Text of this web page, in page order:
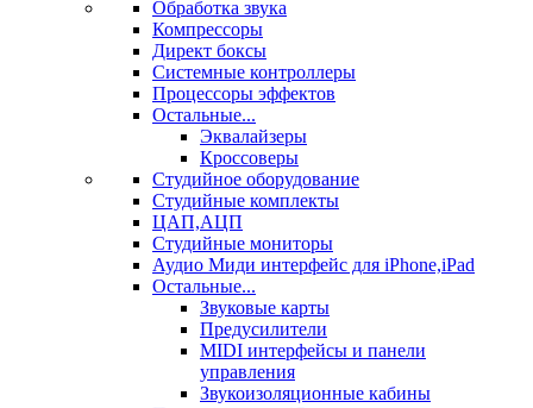
Обработка звука
Компрессоры
Директ боксы
Системные контроллеры
Процессоры эффектов
Остальные...
Эквалайзеры
Кроссоверы
Студийное оборудование
Студийные комплекты
ЦАП,АЦП
Студийные мониторы
Аудио Миди интерфейс для iPhone,iPad
Остальные...
Звуковые карты
Предусилители
MIDI интерфейсы и панели
управления
Звукоизоляционные кабины